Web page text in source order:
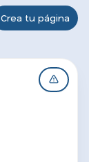
Crea tu página